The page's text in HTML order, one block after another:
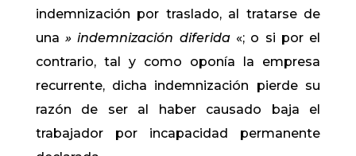
indemnización por traslado, al tratarse de
una» indemnización diferida «; o si por el
contrario, tal y como oponía la empresa
recurrente, dicha indemnización pierde su
razón de ser al haber causado baja el
trabajador por incapacidad permanente